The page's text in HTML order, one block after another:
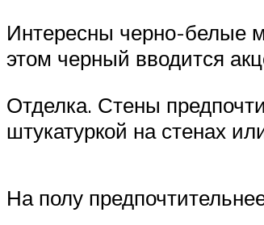
Интересны черно-белые
этом черный вводится
Отделка. Стены
штукатуркой на стенах
На полу